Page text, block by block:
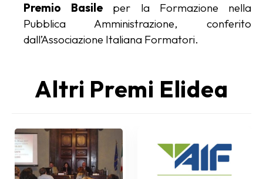
Premio Basile per la Formazione nella
Pubblica Amministrazione, conferito
dall’Associazione Italiana Formatori.
Altri Premi Elidea